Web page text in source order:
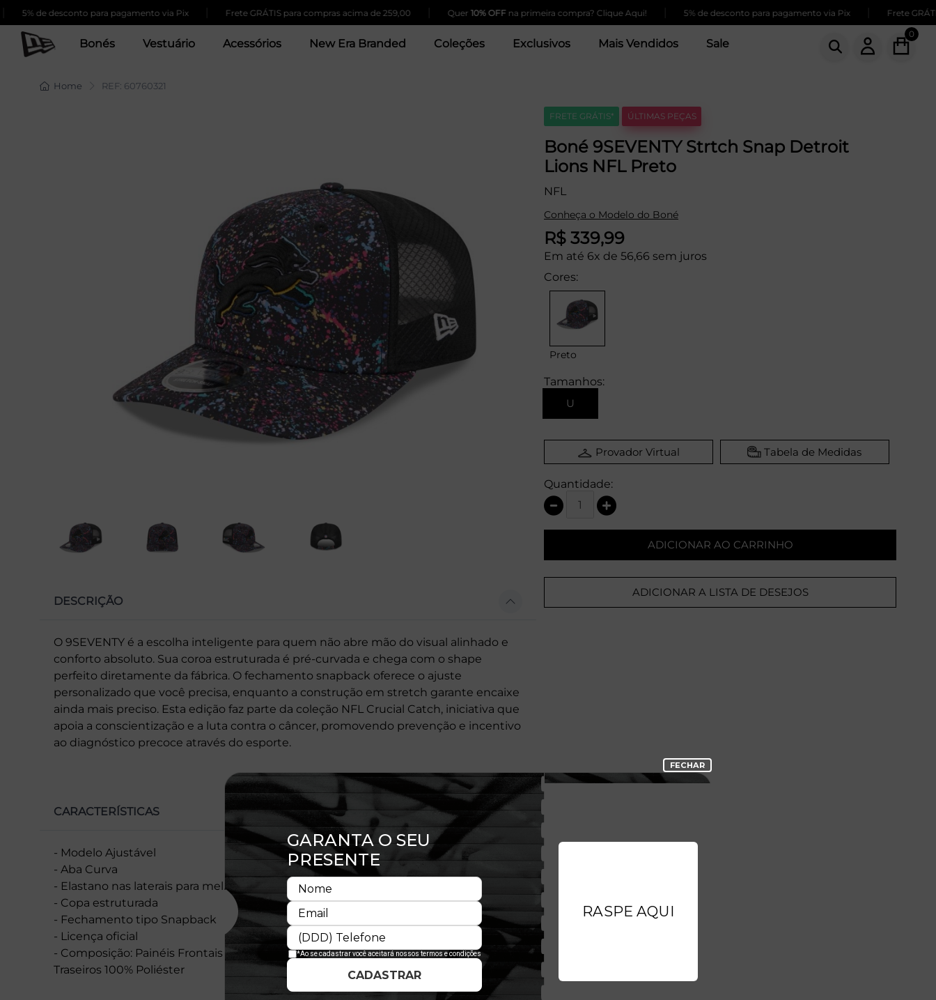
de desconto para pagamento via Pix | Frete GRÁTIS para compras acima de 259,00 | 10% OFFna primeira compra? Clique Aqui! | 5% de desconto para pagamento via Pix | Frete GRÁTIS
Bonés Vestuário Acessórios New Era Branded Coleções Exclusivos Mais Vendidos Sale
0
Home REF: 60760321
DESCRIÇÃO
O 9SEVENTY é a escolha inteligente para quem não abre mão do visual alinhado e
conforto absoluto. Sua coroa estruturada é pré-curvada e chega com o shape
perfeito diretamente da fábrica. O fechamento snapback oferece o ajuste
personalizado que você precisa, enquanto a construção em stretch garante encaixe
ainda mais preciso. Esta edição faz parte da coleção NFL Crucial Catch, iniciativa que
apoia a conscientização e a luta contra o câncer, promovendo prevenção e incentivo
ao diagnóstico precoce através do esporte.
CARACTERÍSTICAS
- Modelo Ajustável
- Aba Curva
- Elastano nas laterais para melhor encaixe e maior conforto
- Copa estruturada
- Fechamento tipo Snapback
- Licença oficial
- Composição: Painéis Frontais E Aba: 97% Poliéster -3% Elastano- Medianos E
Traseiros 100% Poliéster
FRETE GRÁTIS* ÚLTIMAS PEÇAS
Boné 9SEVENTY Strtch Snap Detroit
Lions NFL Preto
NFL
Conheça o Modelo do Boné
R$ 339,99
Em até 6x de 56,66 sem juros
Cores:
Preto
Tamanhos:
U
Provador Virtual Tabela de Medidas
Quantidade:
ADICIONAR AO CARRINHO
ADICIONAR A LISTA DE DESEJOS